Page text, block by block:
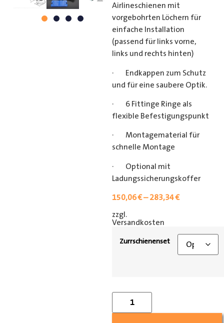
Airlineschienen mit
vorgebohrten Löchern für
einfache Installation
(passend für links vorne,
links und rechts hinten)
· Endkappen zum Schutz
und für eine saubere Optik.
· 6 Fittinge Ringe als
flexible Befestigungspunkt
· Montagematerial für
schnelle Montage
· Optional mit
Ladungssicherungskoffer
150,06€–283,34€
zzgl.
Versandkosten
Zurrschienenset